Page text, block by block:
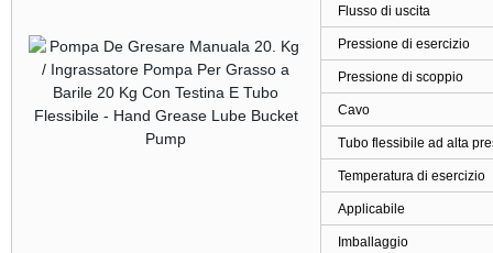
Flusso di uscita
Pressione di esercizio
Pressione di scoppio
Cavo
Tubo flessibile ad alta
Temperatura di esercizio
Applicabile
Imballaggio